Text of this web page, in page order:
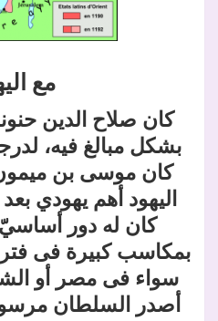
مع
كان صلاح الدين
بشكل مبالغ فيه،
كان موسى بن
اليهود أهم يهودي
كان له دور أساسيّ
بمكاسب كبيرة فى
سواء فى مصر أو
أصدر السلطان